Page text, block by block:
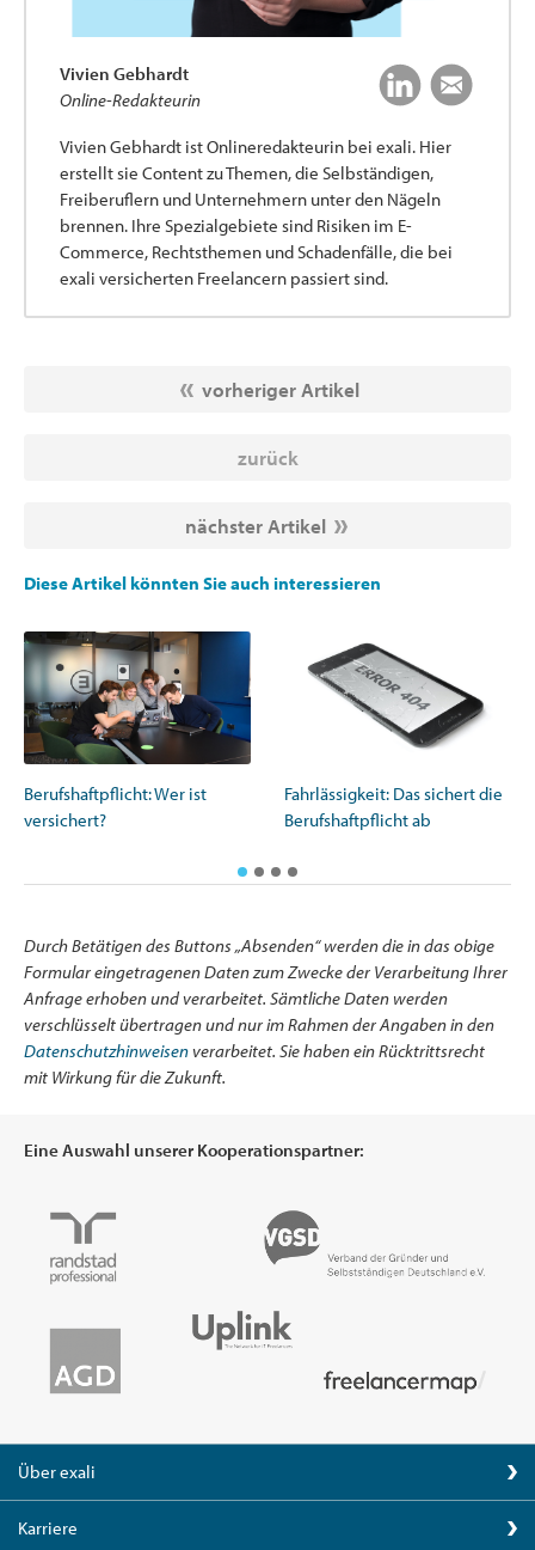
Vivien Gebhardt
Online-Redakteurin
Vivien Gebhardt ist Onlineredakteurin bei exali. Hier
erstellt sie Content zu Themen, die Selbständigen,
Freiberuflern und Unternehmern unter den Nägeln
brennen. Ihre Spezialgebiete sind Risiken im E-
Commerce, Rechtsthemen und Schadenfälle, die bei
exali versicherten Freelancern passiert sind.
vorheriger Artikel
zurück
nächster Artikel
Diese Artikel könnten Sie auch interessieren
Berufshaftpflicht: Wer ist
versichert?
Fahrlässigkeit: Das sichert die
Berufshaftpflicht ab
Durch Betätigen des Buttons „Absenden“ werden die in das obige
Formular eingetragenen Daten zum Zwecke der Verarbeitung Ihrer
Anfrage erhoben und verarbeitet. Sämtliche Daten werden
verschlüsselt übertragen und nur im Rahmen der Angaben in den
Datenschutzhinweisenverarbeitet. Sie haben ein Rücktrittsrecht
mit Wirkung für die Zukunft.
Eine Auswahl unserer Kooperationspartner:
Über exali
Karriere